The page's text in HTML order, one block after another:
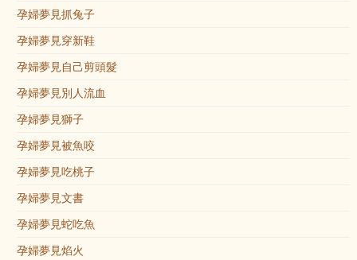
孕婦夢見抓兔子
孕婦夢見穿新鞋
孕婦夢見自己剪頭髮
孕婦夢見別人流血
孕婦夢見獅子
孕婦夢見被魚咬
孕婦夢見吃桃子
孕婦夢見文書
孕婦夢見蛇吃魚
孕婦夢見焰火